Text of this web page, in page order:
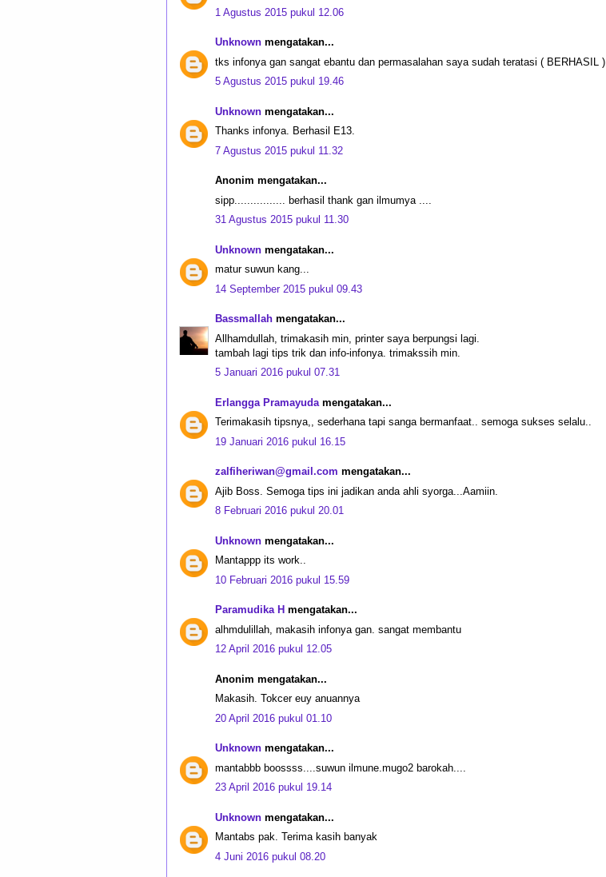
1 Agustus 2015 pukul 12.06
Unknown mengatakan...
tks infonya gan sangat ebantu dan permasalahan saya sudah teratasi ( BERHASIL )
5 Agustus 2015 pukul 19.46
Unknown mengatakan...
Thanks infonya. Berhasil E13.
7 Agustus 2015 pukul 11.32
Anonim mengatakan...
sipp................ berhasil thank gan ilmumya ....
31 Agustus 2015 pukul 11.30
Unknown mengatakan...
matur suwun kang...
14 September 2015 pukul 09.43
Bassmallah mengatakan...
Allhamdullah, trimakasih min, printer saya berpungsi lagi.
tambah lagi tips trik dan info-infonya. trimakssih min.
5 Januari 2016 pukul 07.31
Erlangga Pramayuda mengatakan...
Terimakasih tipsnya,, sederhana tapi sanga bermanfaat.. semoga sukses selalu..
19 Januari 2016 pukul 16.15
zalfiheriwan@gmail.com mengatakan...
Ajib Boss. Semoga tips ini jadikan anda ahli syorga...Aamiin.
8 Februari 2016 pukul 20.01
Unknown mengatakan...
Mantappp its work..
10 Februari 2016 pukul 15.59
Paramudika H mengatakan...
alhmdulillah, makasih infonya gan. sangat membantu
12 April 2016 pukul 12.05
Anonim mengatakan...
Makasih. Tokcer euy anuannya
20 April 2016 pukul 01.10
Unknown mengatakan...
mantabbb boossss....suwun ilmune.mugo2 barokah....
23 April 2016 pukul 19.14
Unknown mengatakan...
Mantabs pak. Terima kasih banyak
4 Juni 2016 pukul 08.20